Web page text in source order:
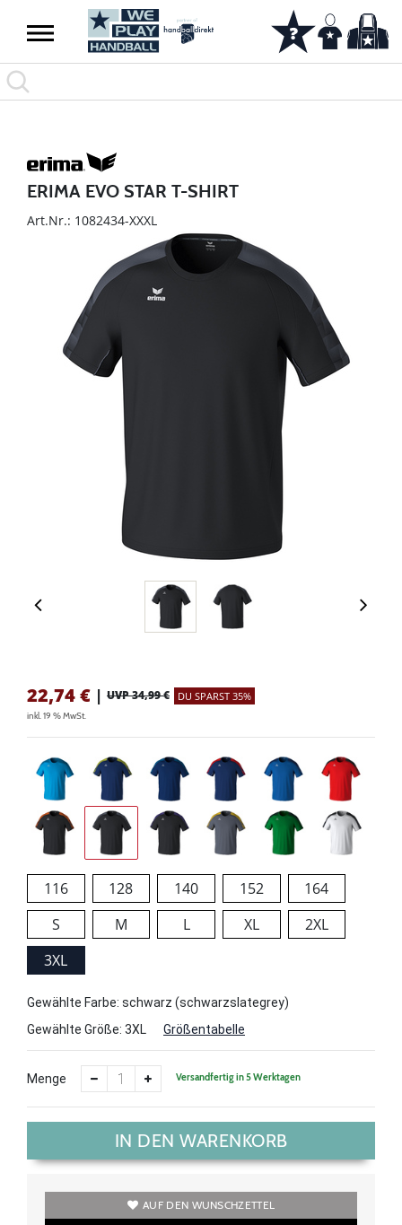
ERIMA EVO STAR T-SHIRT
Art.Nr.: 1082434-XXXL
22,74€ | UVP 34,99 € DU SPARST 35%
inkl. 19 % MwSt.
116 128 140 152
164
S
M L XL
2XL
3XL
Gewählte Farbe: schwarz (schwarzslategrey)
Gewählte Größe: 3XL Größentabelle
Menge Versandfertig in 5 Werktagen
IN DEN WARENKORB
AUF DEN WUNSCHZETTEL